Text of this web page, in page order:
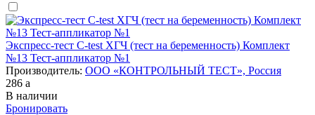
Экспресс-тест C-test ХГЧ (тест на беременность) Комплект
№13 Тест-аппликатор №1
Производитель: ООО «КОНТРОЛЬНЫЙ ТЕСТ», Россия
286 a
В наличии
Бронировать